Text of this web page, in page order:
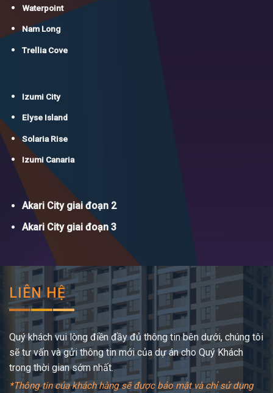
Waterpoint
Nam Long
Trellia Cove
Izumi City
Elyse Island
Solaria Rise
Izumi Canaria
Akari City giai đoạn 2
Akari City giai đoạn 3
LIÊN HỆ
Quý khách vui lòng điền đầy đủ thông tin bên dưới, chúng tôi
sẽ tư vấn và gửi thông tin mới của dự án cho Quý Khách
trong thời gian sớm nhất.
*Thông tin của khách hàng sẽ được bảo mật và chỉ sử dụng